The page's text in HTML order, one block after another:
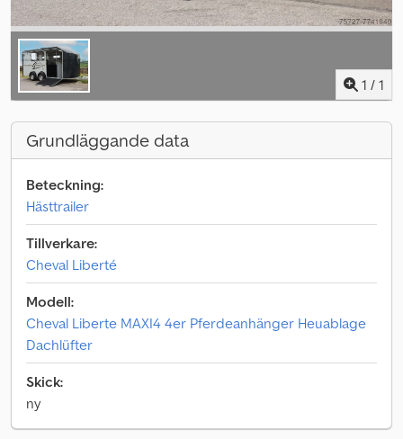
1 / 1
Grundläggande data
Beteckning:
Hästtrailer
Tillverkare:
Cheval Liberté
Modell:
Cheval Liberte MAXI4 4er Pferdeanhänger Heuablage
Dachlüfter
Skick:
ny